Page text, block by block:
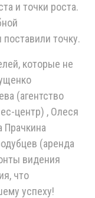
и точки роста.
точку.
которые не
(агентство
центр) , Олеся
Прачкина
(аренда
видения
что
успеху!